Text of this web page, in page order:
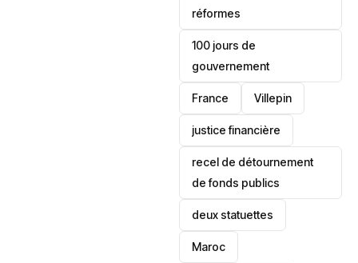
réformes
100 jours de
gouvernement
France Villepin
justice financière
recel de détournement
de fonds publics
deux statuettes
Maroc